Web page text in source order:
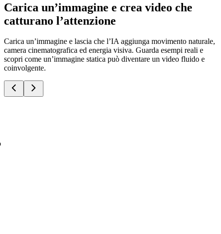
Carica un’immagine e crea video che
catturano l’attenzione
Carica un’immagine e lascia che l’IA aggiunga movimento naturale,
camera cinematografica ed energia visiva. Guarda esempi reali e
scopri come un’immagine statica può diventare un video fluido e
coinvolgente.